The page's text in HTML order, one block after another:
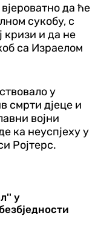
да ће
сукобу, с
кризи и да не
са Израелом
у
смрти дјеце и
војни
ка неуспјеху у
Ројтерс.
у